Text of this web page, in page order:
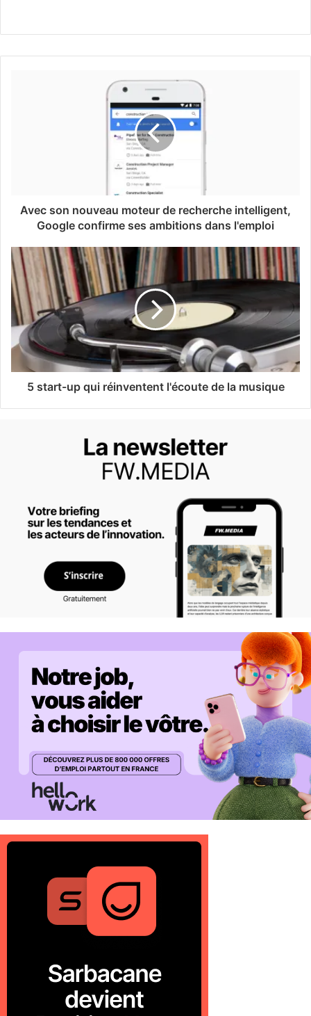
Avec son nouveau moteur de recherche intelligent,
Google confirme ses ambitions dans l'emploi
5 start-up qui réinventent l'écoute de la musique